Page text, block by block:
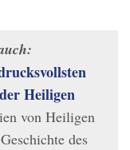
Heiligen
von Heiligen
des